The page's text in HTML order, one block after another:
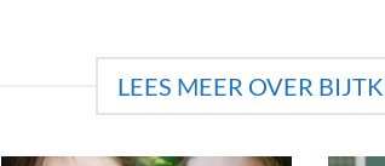
LEES MEER OVER